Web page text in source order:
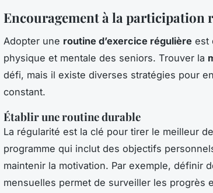
Encouragement à la participation
Adopter une routine d’exercice régulière est
physique et mentale des seniors. Trouver la
défi, mais il existe diverses stratégies pour
constant.
Établir une routine durable
La régularité est la clé pour tirer le meilleur
programme qui inclut des objectifs
maintenir la motivation. Par exemple, définir
mensuelles permet de surveiller les progrès